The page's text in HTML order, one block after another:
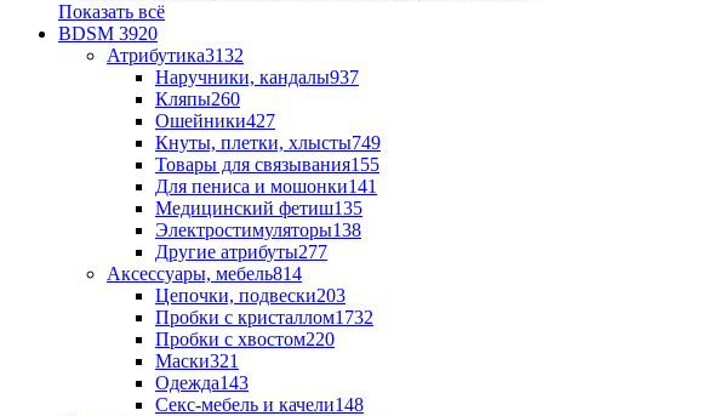
Показать всё
BDSM 3920
Атрибутика3132
Наручники, кандалы937
Кляпы260
Ошейники427
Кнуты, плетки, хлысты749
Товары для связывания155
Для пениса и мошонки141
Медицинский фетиш135
Электростимуляторы138
Другие атрибуты277
Аксессуары, мебель814
Цепочки, подвески203
Пробки с кристаллом1732
Пробки с хвостом220
Маски321
Одежда143
Секс-мебель и качели148